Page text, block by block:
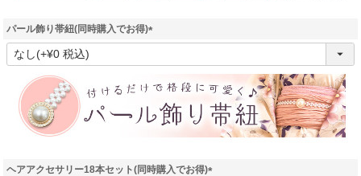
パール飾り帯紐(同時購入でお得)
(
ヘアアクセサリー18本セット(同時購入でお得)